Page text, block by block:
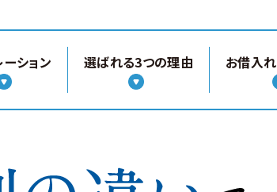
ーション 選ばれる3つの理由 お借入れ